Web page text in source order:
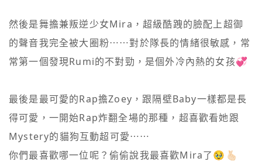
然後是舞擔兼叛逆少女Mira，超級酷跩的臉配上超御
的聲音我完全被大圈粉⋯⋯對於隊長的情緒很敏感，常
常第一個發現Rumi的不對勁，是個外冷內熱的女孩💞
最後是最可愛的Rap擔Zoey，跟隔壁Baby一樣都是長
得可愛，一開始Rap炸翻全場的那種，超喜歡看她跟
Mystery的貓狗互動超可愛⋯⋯